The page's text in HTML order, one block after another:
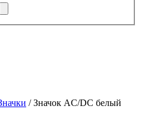
/Значок AC/DC белый